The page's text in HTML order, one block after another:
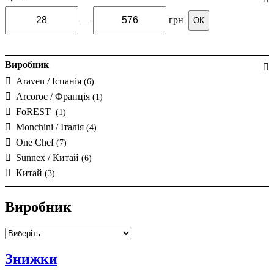
— грн ОК
Виробник
Araven / Іспанія (6)
Arcoroc / Франція (1)
FoREST (1)
Monchini / Італія (4)
One Chef (7)
Sunnex / Китай (6)
Китай (3)
Виробник
Знижки